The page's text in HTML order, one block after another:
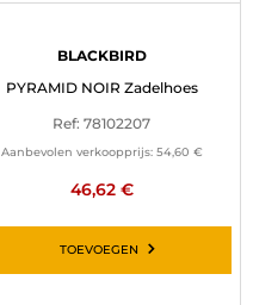
BLACKBIRD
PYRAMID NOIR Zadelhoes
Ref: 78102207
Aanbevolen verkoopprijs: 54,60 €
46,62 €
TOEVOEGEN